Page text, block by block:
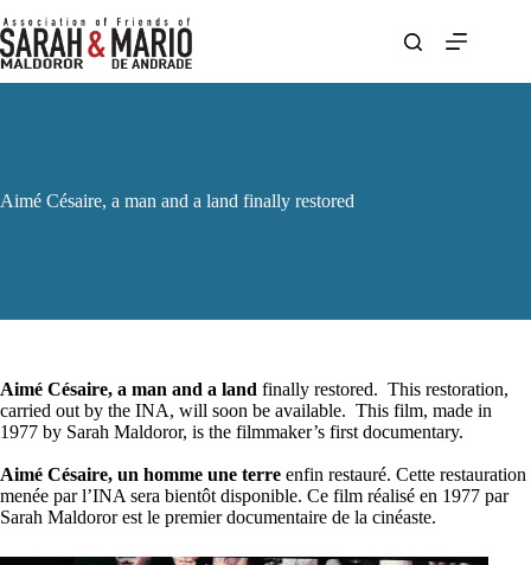
to
content
Aimé Césaire, a man and a land finally restored
Aimé Césaire, a man and a land finally restored. This restoration,
carried out by the INA, will soon be available. This film, made in
1977 by Sarah Maldoror, is the filmmaker’s first documentary.
Aimé Césaire, un homme une terre enfin restauré. Cette restauration
menée par l’INA sera bientôt disponible. Ce film réalisé en 1977 par
Sarah Maldoror est le premier documentaire de la cinéaste.